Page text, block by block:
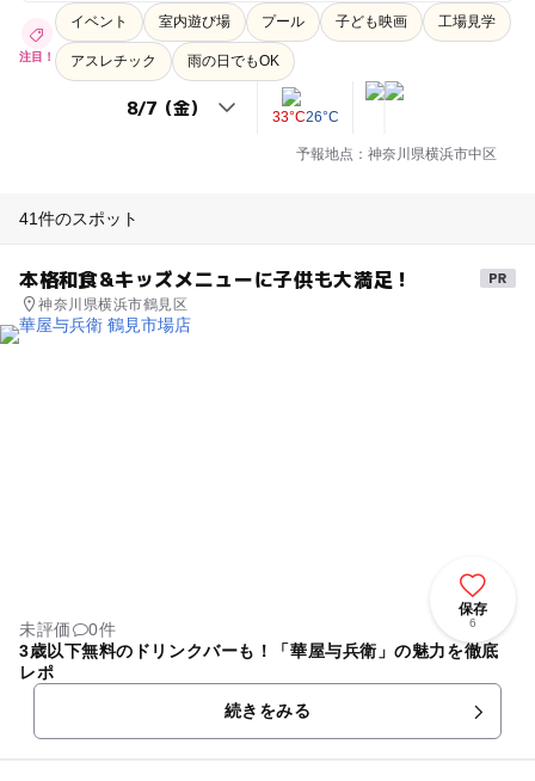
注目！
イベント 室内遊び場 プール 子ども映画 工場見学
アスレチック 雨の日でもOK
33°C26°C
予報地点：神奈川県横浜市中区
41件のスポット
本格和食&キッズメニューに子供も大満足！
神奈川県横浜市鶴見区
保存
6
未評価
0件
3歳以下無料のドリンクバーも！「華屋与兵衛」の魅力を徹底
レポ
続きをみる